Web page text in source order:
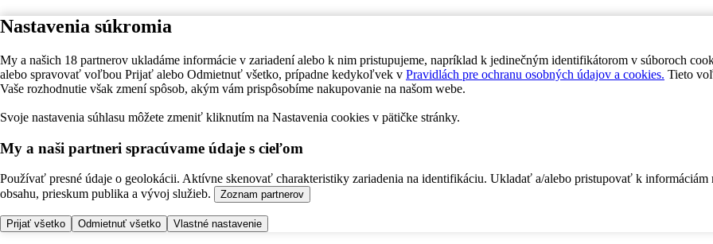
Nastavenia súkromia
My a našich 18 partnerov ukladáme informácie v zariadení alebo k nim pristupujeme, napríklad k jedinečným identifikátorom v súboroch
alebo spravovať voľbou Prijať alebo Odmietnuť všetko, prípadne kedykoľvek v Pravidlách pre ochranu osobných údajov a cookies. Tieto
Vaše rozhodnutie však zmení spôsob, akým vám prispôsobíme nakupovanie na našom webe.
Svoje nastavenia súhlasu môžete zmeniť kliknutím na Nastavenia cookies v pätičke stránky.
My a naši partneri spracúvame údaje s cieľom
Používať presné údaje o geolokácii. Aktívne skenovať charakteristiky zariadenia na identifikáciu. Ukladať a/alebo pristupovať k informáciám
obsahu, prieskum publika a vývoj služieb.
Zoznam partnerov
Prijať všetko Odmietnuť všetko Vlastné nastavenie